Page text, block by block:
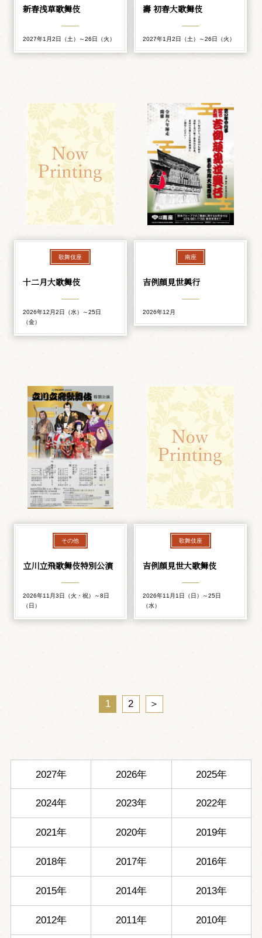
新春浅草歌舞伎
2027年1月2日（土）～26日（火）
壽 初春大歌舞伎
2027年1月2日（土）～26日（火）
歌舞伎座
十二月大歌舞伎
2026年12月2日（水）～25日
（金）
南座
吉例顔見世興行
2026年12月
その他
立川立飛歌舞伎特別公演
2026年11月3日（火・祝）～8日
（日）
歌舞伎座
吉例顔見世大歌舞伎
2026年11月1日（日）～25日
（水）
1 2 ＞
2027年 2026年 2025年
2024年 2023年 2022年
2021年 2020年 2019年
2018年 2017年 2016年
2015年 2014年 2013年
2012年 2011年 2010年